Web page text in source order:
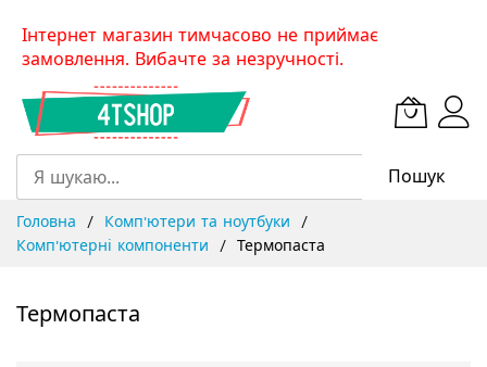
SkipІнтернет магазин тимчасово не приймає
замовлення. Вибачте за незручності.
Пошук
Головна
Комп'ютери та ноутбуки
Комп'ютерні компоненти
Термопаста
Термопаста